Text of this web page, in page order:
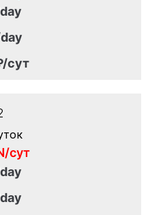
сут
сут